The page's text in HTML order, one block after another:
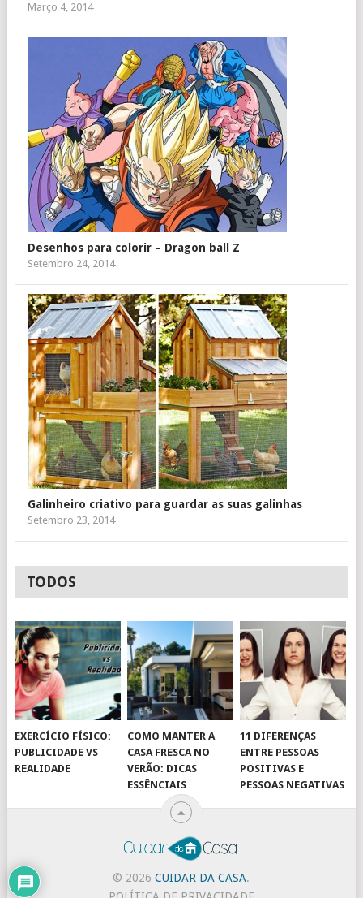
Março 4, 2014
Desenhos para colorir – Dragon ball Z
Setembro 24, 2014
Galinheiro criativo para guardar as suas galinhas
Setembro 23, 2014
TODOS
EXERCÍCIO FÍSICO:
PUBLICIDADE VS
REALIDADE
COMO MANTER A
CASA FRESCA NO
VERÃO: DICAS
ESSÊNCIAIS
11 DIFERENÇAS
ENTRE PESSOAS
POSITIVAS E
PESSOAS NEGATIVAS
© 2026CUIDAR DA CASA.